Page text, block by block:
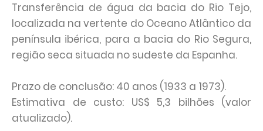
Transferência de água da bacia do Rio Tejo,
localizada na vertente do Oceano Atlântico da
península ibérica, para a bacia do Rio Segura,
região seca situada no sudeste da Espanha.
Prazo de conclusão: 40 anos (1933 a 1973).
Estimativa de custo: US$ 5,3 bilhões (valor
atualizado).